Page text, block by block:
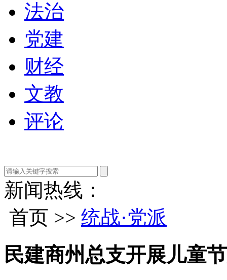
法治
党建
财经
文教
评论
新闻热线：
首页 >> 统战·党派
民建商州总支开展儿童